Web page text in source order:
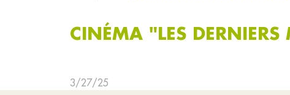
CINÉMA "LES
3/27/25